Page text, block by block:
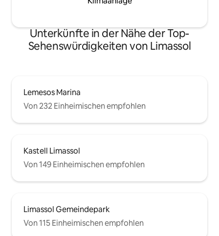
Unterkünfte in der Nähe der Top-
Sehenswürdigkeiten von Limassol
Lemesos Marina
Von 232 Einheimischen empfohlen
Kastell Limassol
Von 149 Einheimischen empfohlen
Limassol Gemeindepark
Von 115 Einheimischen empfohlen